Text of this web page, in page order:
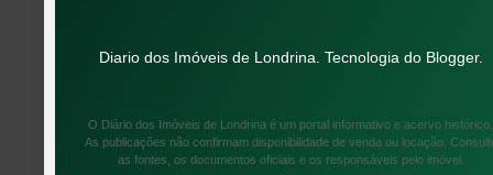
Diario dos Imóveis de Londrina. Tecnologia do Blogger.
O Diário dos Imóveis de Londrina é um portal informativo e acervo histórico.
As publicações não confirmam disponibilidade de venda ou locação.
as fontes, os documentos oficiais e os responsáveis pelo imóvel.